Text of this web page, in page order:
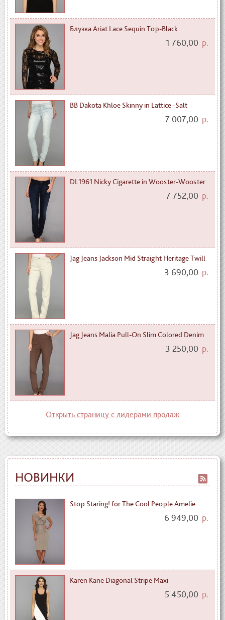
Блузка Ariat Lace Sequin Top-Black
1 760,00 р.
BB Dakota Khloe Skinny in Lattice -Salt
7 007,00 р.
DL1961 Nicky Cigarette in Wooster-Wooster
7 752,00 р.
Jag Jeans Jackson Mid Straight Heritage Twill
3 690,00 р.
Jag Jeans Malia Pull-On Slim Colored Denim
3 250,00 р.
Открыть страницу с лидерами продаж
НОВИНКИ
Stop Staring! for The Cool People Amelie
6 949,00 р.
Karen Kane Diagonal Stripe Maxi
5 450,00 р.